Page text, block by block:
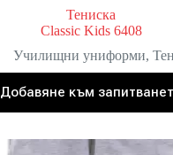
Тениска
Classic Kids 6408
Училищни униформи,
Добавяне към